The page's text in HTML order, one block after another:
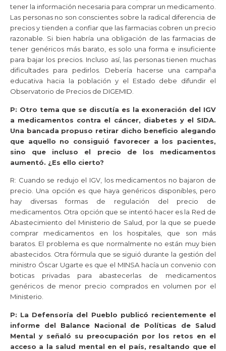
tener la información necesaria para comprar un medicamento.
Las personas no son conscientes sobre la radical diferencia de
precios y tienden a confiar que las farmacias cobren un precio
razonable. Si bien habría una obligación de las farmacias de
tener genéricos más barato, es solo una forma e insuficiente
para bajar los precios. Incluso así, las personas tienen muchas
dificultades para pedirlos. Debería hacerse una campaña
educativa hacia la población y el Estado debe difundir el
Observatorio de Precios de DIGEMID.
P: Otro tema que se discutía es la exoneración del IGV
a medicamentos contra el cáncer, diabetes y el SIDA.
Una bancada propuso retirar dicho beneficio alegando
que aquello no consiguió favorecer a los pacientes,
sino que incluso el precio de los medicamentos
aumentó. ¿Es ello cierto?
R: Cuando se redujo el IGV, los medicamentos no bajaron de
precio. Una opción es que haya genéricos disponibles, pero
hay diversas formas de regulación del precio de
medicamentos. Otra opción que se intentó hacer es la Red de
Abastecimiento del Ministerio de Salud, por la que se puede
comprar medicamentos en los hospitales, que son más
baratos. El problema es que normalmente no están muy bien
abastecidos. Otra fórmula que se siguió durante la gestión del
ministro Óscar Ugarte es que el MINSA hacía un convenio con
boticas privadas para abastecerlas de medicamentos
genéricos de menor precio comprados en volumen por el
Ministerio.
P: La Defensoría del Pueblo publicó recientemente el
informe del Balance Nacional de Políticas de Salud
Mental y señaló su preocupación por los retos en el
acceso a la salud mental en el país, resaltando que el